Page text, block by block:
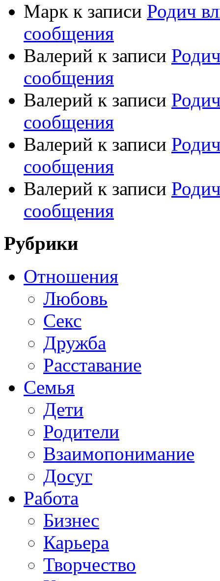
Марк к записи Родич
сообщения
Валерий к записи
сообщения
Валерий к записи
сообщения
Валерий к записи
сообщения
Валерий к записи
сообщения
Рубрики
Отношения
Любовь
Секс
Дружба
Расставание
Семья
Дети
Родители
Взаимопонимание
Досуг
Работа
Бизнес
Карьера
Творчество